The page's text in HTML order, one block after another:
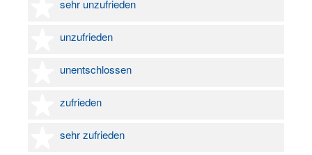
sehr unzufrieden
1 Stern
unzufrieden
2 Sterne
unentschlossen
3 Sterne
zufrieden
4 Sterne
sehr zufrieden
5 Sterne